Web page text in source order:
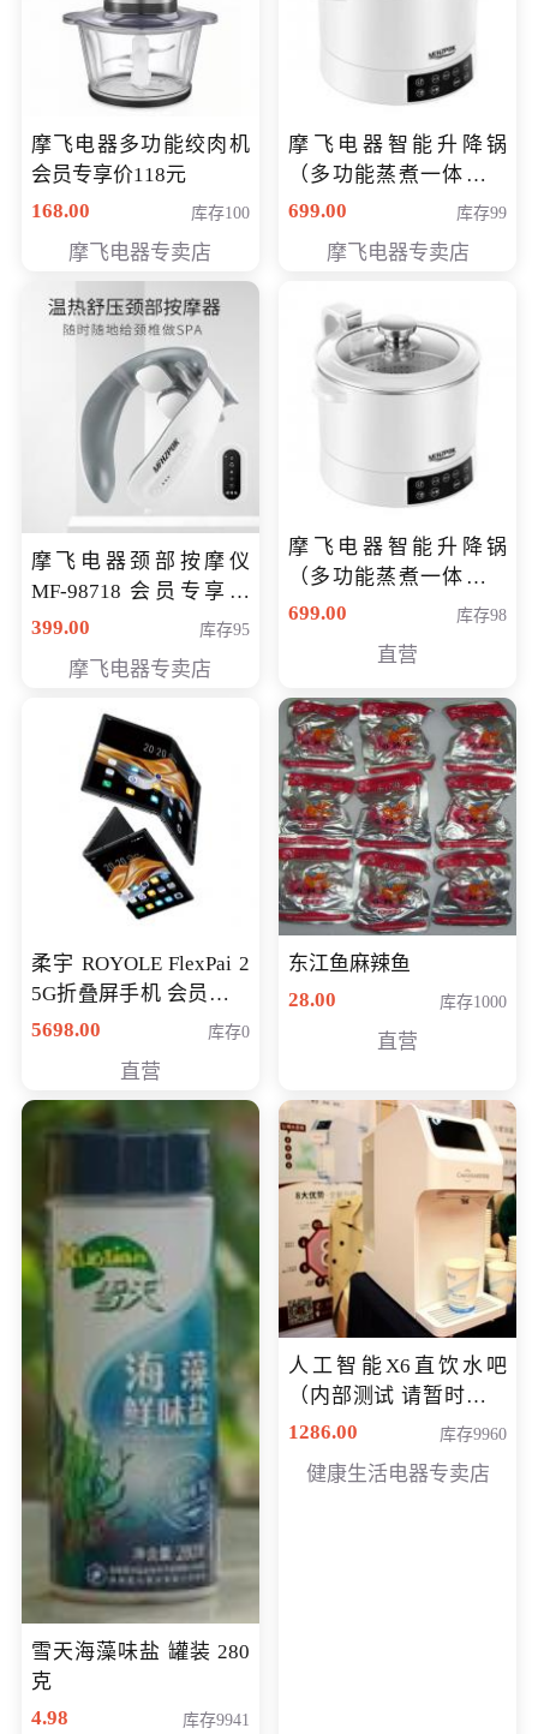
摩飞电器多功能绞肉机
会员专享价118元
168.00
库存100
摩飞电器专卖店
摩飞电器智能升降锅
（多功能蒸煮一体锅）
（智能升降养生锅） 会
699.00 库存99
摩飞电器专卖店
摩飞电器颈部按摩仪
MF-98718 会员专享价
299元
399.00 库存95
摩飞电器专卖店
摩飞电器智能升降锅
（多功能蒸煮一体锅）
（智能升降养生锅） 会
699.00 库存98
直营
柔宇 ROYOLE FlexPai 2
5G折叠屏手机 会员专享
购买价格 4998元
5698.00 库存0
直营
东江鱼麻辣鱼
28.00
库存1000
直营
雪天海藻味盐 罐装 280
克
4.98
库存9941
人工智能X6直饮水吧
（内部测试 请暂时不要
购买）
1286.00 库存9960
健康生活电器专卖店